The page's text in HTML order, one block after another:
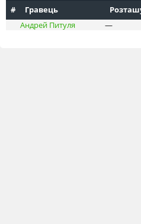
#
Гравець
Андрей Питуля
—